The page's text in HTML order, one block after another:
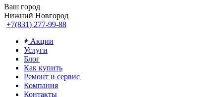
Ваш город
Нижний Новгород
+7(831) 277-99-88
Акции
Услуги
Блог
Как купить
Ремонт и сервис
Компания
Контакты